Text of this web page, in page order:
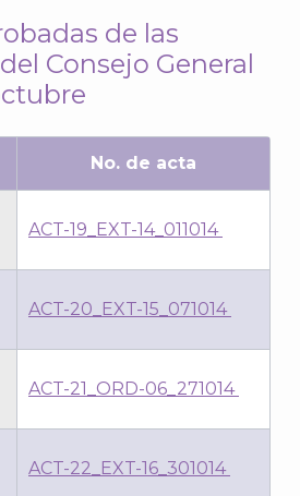
de las
Consejo General
No. de acta
ACT-19_EXT-14_011014
ACT-20_EXT-15_071014
ACT-21_ORD-06_271014
ACT-22_EXT-16_301014